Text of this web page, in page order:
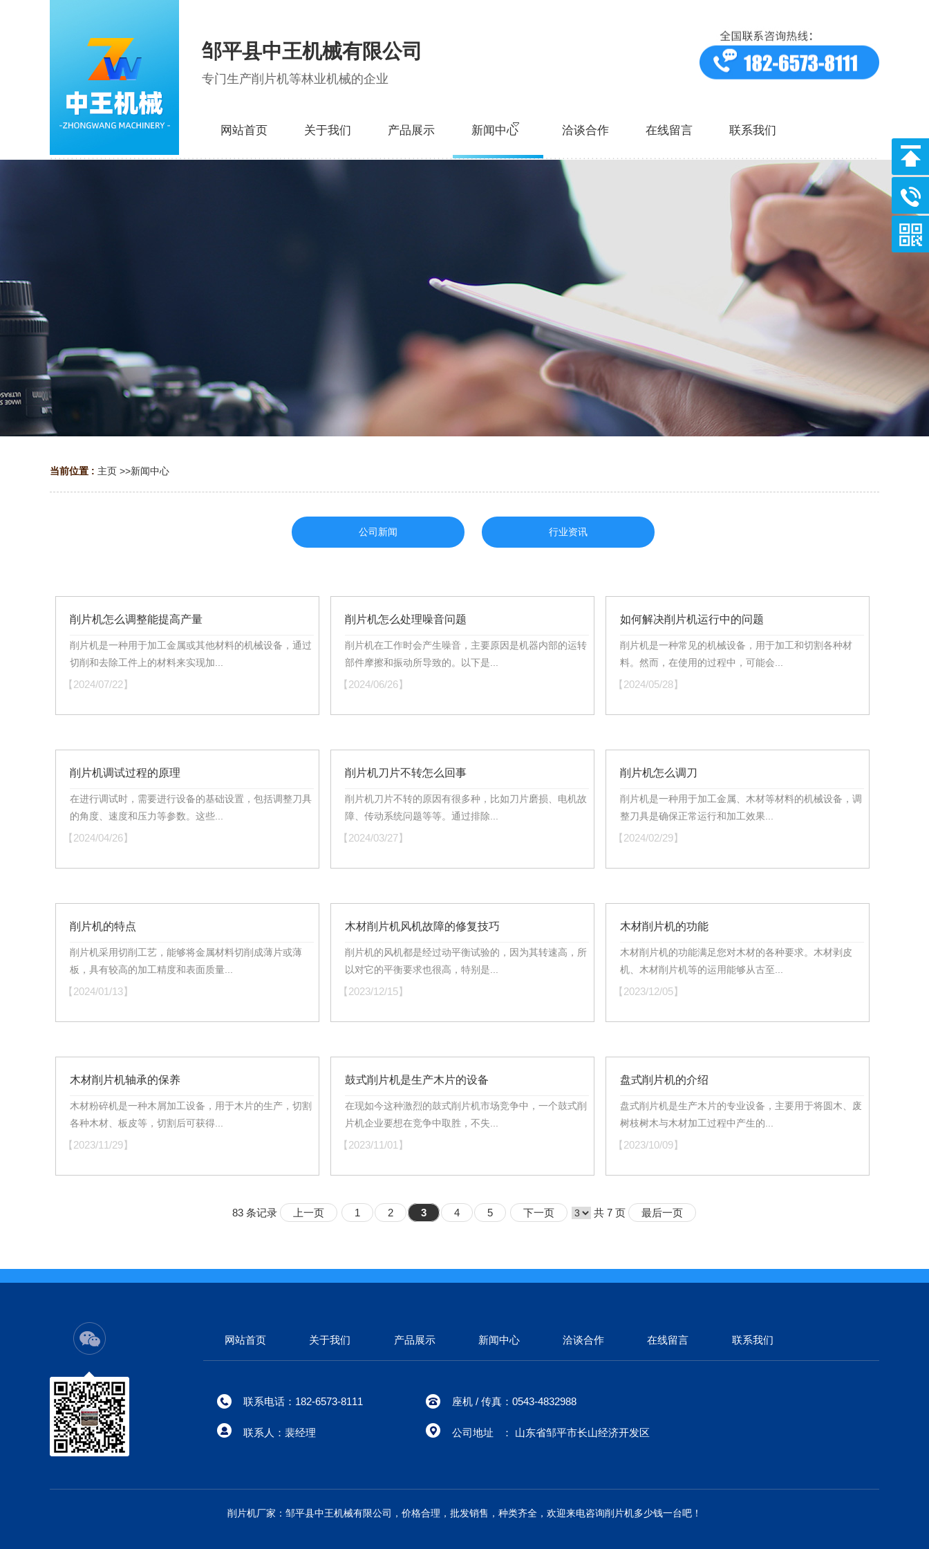
邹平县中王机械有限公司
专门生产削片机等林业机械的企业
网站首页 关于我们 产品展示 新闻中心 洽谈合作 在线留言 联系我们
当前位置 : 主页 >>新闻中心
公司新闻 行业资讯
削片机怎么调整能提高产量
削片机是一种用于加工金属或其他材料的机械设备，通过
切削和去除工件上的材料来实现加...
【2024/07/22】
削片机怎么处理噪音问题
削片机在工作时会产生噪音，主要原因是机器内部的运转
部件摩擦和振动所导致的。以下是...
【2024/06/26】
如何解决削片机运行中的问题
削片机是一种常见的机械设备，用于加工和切割各种材
料。然而，在使用的过程中，可能会...
【2024/05/28】
削片机调试过程的原理
在进行调试时，需要进行设备的基础设置，包括调整刀具
的角度、速度和压力等参数。这些...
【2024/04/26】
削片机刀片不转怎么回事
削片机刀片不转的原因有很多种，比如刀片磨损、电机故
障、传动系统问题等等。通过排除...
【2024/03/27】
削片机怎么调刀
削片机是一种用于加工金属、木材等材料的机械设备，调
整刀具是确保正常运行和加工效果...
【2024/02/29】
削片机的特点
削片机采用切削工艺，能够将金属材料切削成薄片或薄
板，具有较高的加工精度和表面质量...
【2024/01/13】
木材削片机风机故障的修复技巧
削片机的风机都是经过动平衡试验的，因为其转速高，所
以对它的平衡要求也很高，特别是...
【2023/12/15】
木材削片机的功能
木材削片机的功能满足您对木材的各种要求。木材剥皮
机、木材削片机等的运用能够从古至...
【2023/12/05】
木材削片机轴承的保养
木材粉碎机是一种木屑加工设备，用于木片的生产，切割
各种木材、板皮等，切割后可获得...
【2023/11/29】
鼓式削片机是生产木片的设备
在现如今这种激烈的鼓式削片机市场竞争中，一个鼓式削
片机企业要想在竞争中取胜，不失...
【2023/11/01】
盘式削片机的介绍
盘式削片机是生产木片的专业设备，主要用于将圆木、废
树枝树木与木材加工过程中产生的...
【2023/10/09】
83 条记录 上一页 1 2 3 4 5 下一页 共 7 页 最后一页
网站首页 关于我们 产品展示 新闻中心 洽谈合作 在线留言 联系我们
联系电话：182-6573-8111
联系人：裴经理
座机 / 传真：0543-4832988
公司地址 ： 山东省邹平市长山经济开发区
削片机厂家：邹平县中王机械有限公司，价格合理，批发销售，种类齐全，欢迎来电咨询削片机多少钱一台吧！